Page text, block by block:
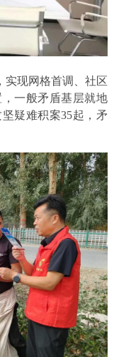
实现网格首调、社区
一般矛盾基层就地
疑难积案35起，矛